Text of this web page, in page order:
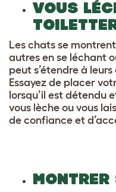
VOUS
Les chats se
autres en se léchant
peut s’étendre à
Essayez de placer
lorsqu’il est détendu
vous lèche ou vous
de confiance et